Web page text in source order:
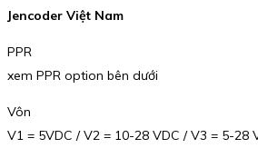
Jencoder Việt Nam
PPR
xem PPR option bên dưới
Vôn
V1 = 5VDC / V2 = 10-28 VDC / V3 = 5-28